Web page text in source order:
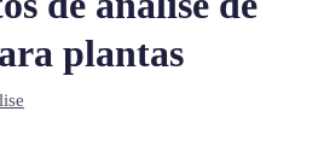
plantas